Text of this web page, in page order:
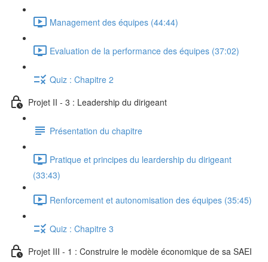
Management des équipes (44:44)
Evaluation de la performance des équipes (37:02)
Quiz : Chapitre 2
Projet II - 3 : Leadership du dirigeant
Présentation du chapitre
Pratique et principes du leardership du dirigeant
(33:43)
Renforcement et autonomisation des équipes (35:45)
Quiz : Chapitre 3
Projet III - 1 : Construire le modèle économique de sa SAEI